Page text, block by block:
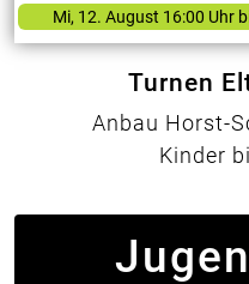
Mi, 12. August 16:00 Uhr
Turnen
Anbau Horst-
Kinder